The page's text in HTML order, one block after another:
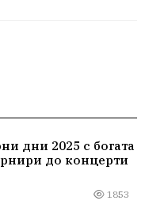
дни 2025 с богата
до концерти
1853